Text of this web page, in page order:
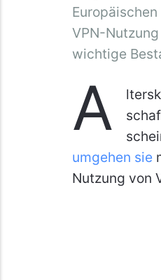
VPN-
wichtige
A
umgehen sie
Nutzung von